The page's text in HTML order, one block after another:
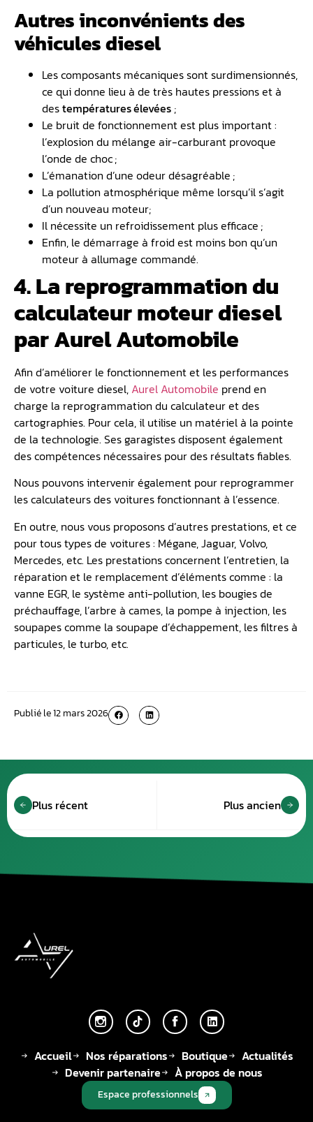
Autres inconvénients des
véhicules diesel
Les composants mécaniques sont surdimensionnés,
ce qui donne lieu à de très hautes pressions et à
destempératures élevées ;
Le bruit de fonctionnement est plus important :
l’explosion du mélange air-carburant provoque
l’onde de choc ;
L’émanation d’une odeur désagréable ;
La pollution atmosphérique même lorsqu’il s’agit
d’un nouveau moteur;
Il nécessite un refroidissement plus efficace ;
Enfin, le démarrage à froid est moins bon qu’un
moteur à allumage commandé.
4. La reprogrammation du
calculateur moteur diesel
par Aurel Automobile
Afin d’améliorer le fonctionnement et les performances
de votre voiture diesel, Aurel Automobile prend en
charge la reprogrammation du calculateur et des
cartographies. Pour cela, il utilise un matériel à la pointe
de la technologie. Ses garagistes disposent également
des compétences nécessaires pour des résultats fiables.
Nous pouvons intervenir également pour reprogrammer
les calculateurs des voitures fonctionnant à l’essence.
En outre, nous vous proposons d’autres prestations, et ce
pour tous types de voitures : Mégane, Jaguar, Volvo,
Mercedes, etc. Les prestations concernent l’entretien, la
réparation et le remplacement d’éléments comme : la
vanne EGR, le système anti-pollution, les bougies de
préchauffage, l’arbre à cames, la pompe à injection, les
soupapes comme la soupape d’échappement, les filtres à
particules, le turbo, etc.
Publié le12 mars 2026
Plus récent Plus ancien
Accueil Nos réparations Boutique
Actualités
Devenir partenaire
À propos de nous
Espace professionnels